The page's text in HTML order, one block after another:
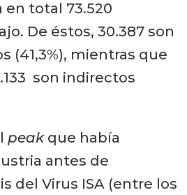
total 73.520
De éstos, 30.387 son
(41,3%), mientras que
son indirectos
peakque había
antes de
del Virus ISA (entre los